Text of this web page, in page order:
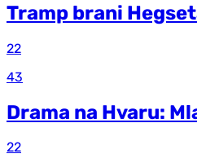
Tramp brani
22
43
Drama na Hvaru:
22